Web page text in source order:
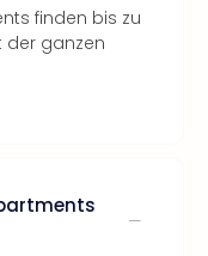
finden bis zu
der ganzen